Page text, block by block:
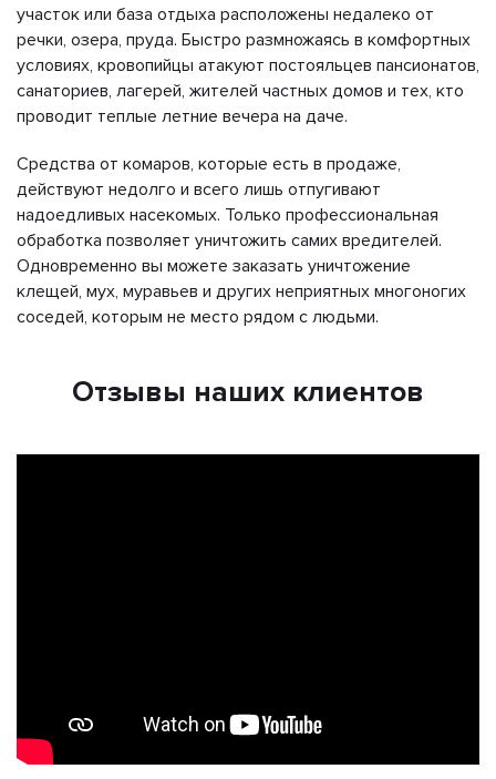
участок или база отдыха расположены недалеко от
речки, озера, пруда. Быстро размножаясь в комфортных
условиях, кровопийцы атакуют постояльцев пансионатов,
санаториев, лагерей, жителей частных домов и тех, кто
проводит теплые летние вечера на даче.
Средства от комаров, которые есть в продаже,
действуют недолго и всего лишь отпугивают
надоедливых насекомых. Только профессиональная
обработка позволяет уничтожить самих вредителей.
Одновременно вы можете заказать уничтожение
клещей, мух, муравьев и других неприятных многоногих
соседей, которым не место рядом с людьми.
Отзывы наших клиентов